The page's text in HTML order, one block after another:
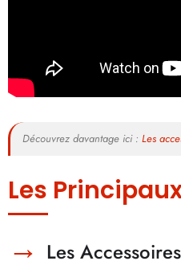
Découvrez davantage ici : Les
Les
Les